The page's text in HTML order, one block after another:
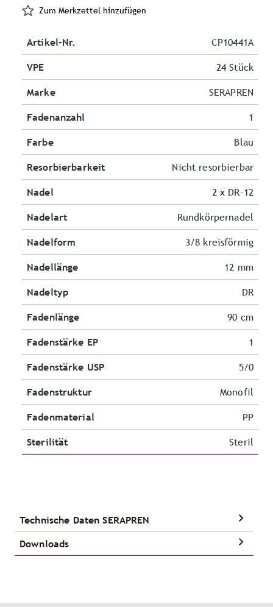
Zum Merkzettel hinzufügen
Artikel-Nr. CP10441A
VPE 24 Stück
Marke SERAPREN
Fadenanzahl 1
Farbe Blau
Resorbierbarkeit Nicht resorbierbar
Nadel 2 x DR-12
Nadelart Rundkörpernadel
Nadelform 3/8 kreisförmig
Nadellänge 12 mm
Nadeltyp DR
Fadenlänge 90 cm
Fadenstärke EP 1
Fadenstärke USP 5/0
Fadenstruktur Monofil
Fadenmaterial PP
Sterilität Steril
Technische Daten SERAPREN
Downloads